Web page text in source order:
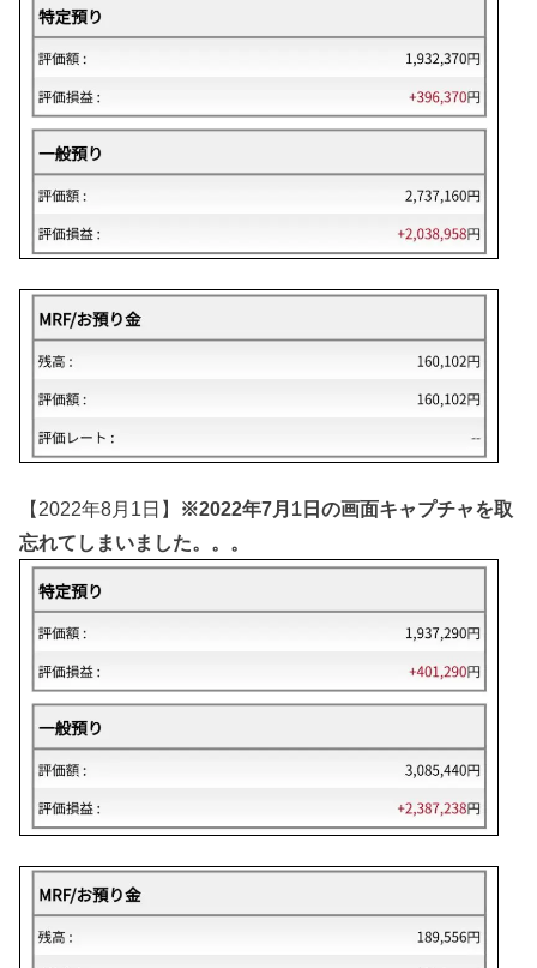
【2022年8月1日】 ※2022年7月1日の画面キャプチャを取
忘れてしまいました。。。